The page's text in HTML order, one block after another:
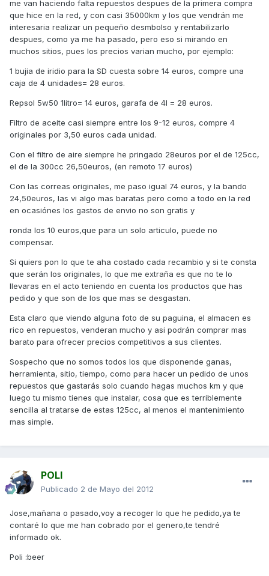
me van haciendo falta repuestos despues de la primera compra
que hice en la red, y con casi 35000km y los que vendrán me
interesaria realizar un pequeño desmbolso y rentabilizarlo
despues, como ya me ha pasado, pero eso si mirando en
muchos sitios, pues los precios varian mucho, por ejemplo:
1 bujia de iridio para la SD cuesta sobre 14 euros, compre una
caja de 4 unidades= 28 euros.
Repsol 5w50 1litro= 14 euros, garafa de 4l = 28 euros.
Filtro de aceite casi siempre entre los 9-12 euros, compre 4
originales por 3,50 euros cada unidad.
Con el filtro de aire siempre he pringado 28euros por el de 125cc,
el de la 300cc 26,50euros, (en remoto 17 euros)
Con las correas originales, me paso igual 74 euros, y la bando
24,50euros, las vi algo mas baratas pero como a todo en la red
en ocasiónes los gastos de envio no son gratis y
ronda los 10 euros,que para un solo articulo, puede no
compensar.
Si quiers pon lo que te aha costado cada recambio y si te consta
que serán los originales, lo que me extraña es que no te lo
llevaras en el acto teniendo en cuenta los productos que has
pedido y que son de los que mas se desgastan.
Esta claro que viendo alguna foto de su paguina, el almacen es
rico en repuestos, venderan mucho y asi podrán comprar mas
barato para ofrecer precios competitivos a sus clientes.
Sospecho que no somos todos los que disponende ganas,
herramienta, sitio, tiempo, como para hacer un pedido de unos
repuestos que gastarás solo cuando hagas muchos km y que
luego tu mismo tienes que instalar, cosa que es terriblemente
sencilla al tratarse de estas 125cc, al menos el mantenimiento
mas simple.
POLI
Publicado 2 de Mayo del 2012
Jose,mañana o pasado,voy a recoger lo que he pedido,ya te
contaré lo que me han cobrado por el genero,te tendré
informado ok.
Poli :beer